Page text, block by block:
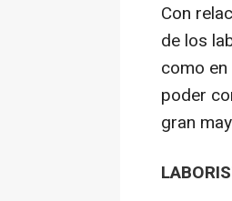
Con
de los
como
poder
gran